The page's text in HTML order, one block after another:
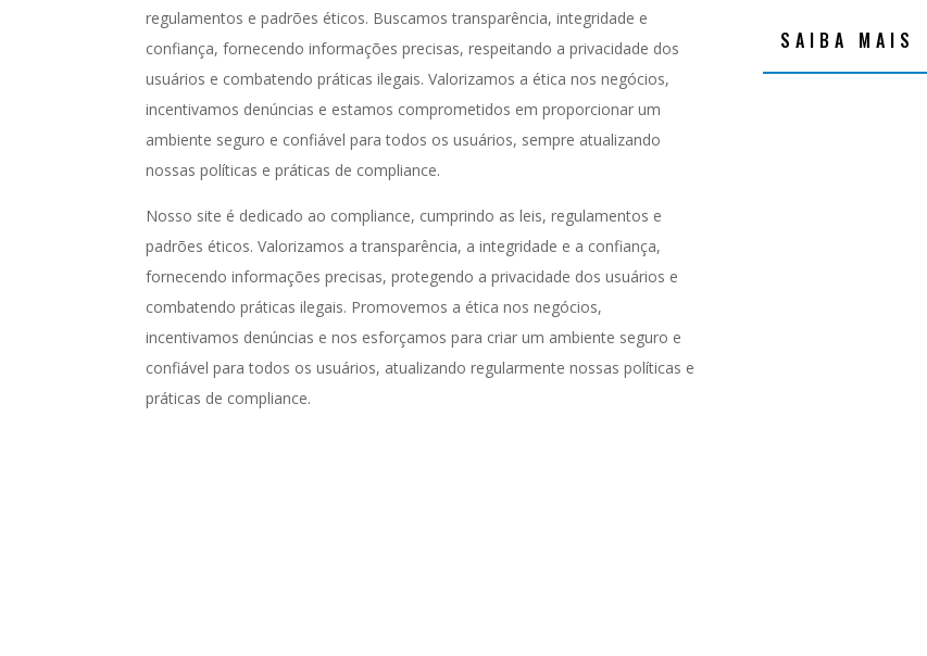
regulamentos e padrões éticos. Buscamos transparência, integridade e
confiança, fornecendo informações precisas, respeitando a privacidade dos
usuários e combatendo práticas ilegais. Valorizamos a ética nos negócios,
incentivamos denúncias e estamos comprometidos em proporcionar um
ambiente seguro e confiável para todos os usuários, sempre atualizando
nossas políticas e práticas de compliance.
Nosso site é dedicado ao compliance, cumprindo as leis, regulamentos e
padrões éticos. Valorizamos a transparência, a integridade e a confiança,
fornecendo informações precisas, protegendo a privacidade dos usuários e
combatendo práticas ilegais. Promovemos a ética nos negócios,
incentivamos denúncias e nos esforçamos para criar um ambiente seguro e
confiável para todos os usuários, atualizando regularmente nossas políticas e
práticas de compliance.
SAIBA MAIS